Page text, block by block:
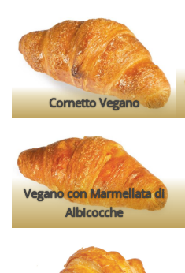
Cornetto Vegano
Vegano con Marmellata di
Albicocche